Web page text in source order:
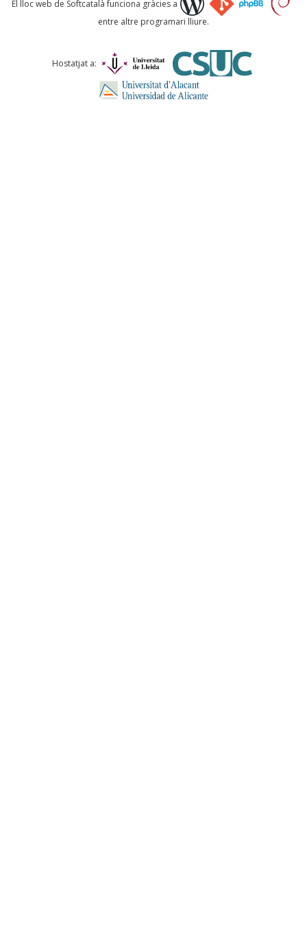
Comentari *
El lloc web de Softcatalà funciona gràcies a
entre altre programari lliure.
Hostatjat a: